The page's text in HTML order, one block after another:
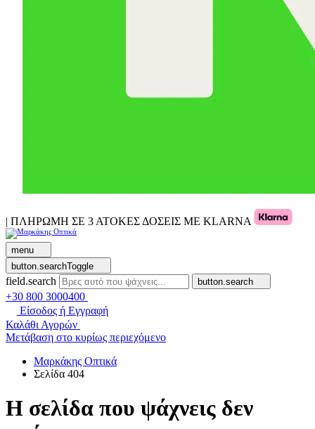
| ΠΛΗΡΩΜΗ ΣΕ 3 ΑΤΟΚΕΣ ΔΟΣΕΙΣ ΜΕ KLARNA
menu
button.searchToggle
field.search button.search
+30 800 3000400
Είσοδος ή Εγγραφή
Καλάθι Αγορών
Μετάβαση στο κυρίως περιεχόμενο
Μαρκάκης Οπτικά
Σελίδα 404
Η σελίδα που ψάχνεις δεν